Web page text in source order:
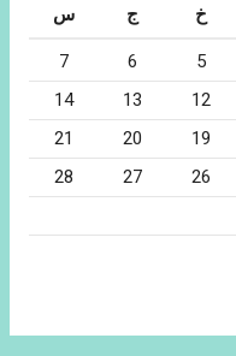
خ ج س
5
6
7
12
13
14
19
20
21
26
27
28